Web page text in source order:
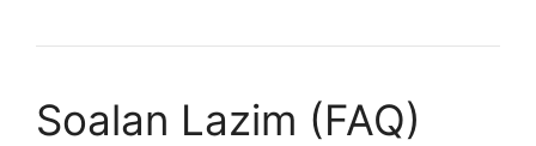
Soalan Lazim (FAQ)